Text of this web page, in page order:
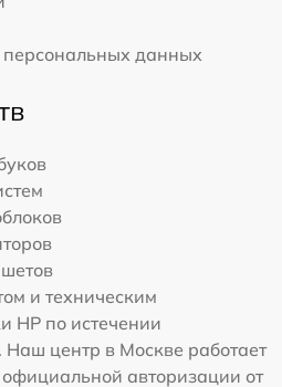
персональных данных
и техническим
HP по истечении
Наш центр в Москве работает
авторизации от